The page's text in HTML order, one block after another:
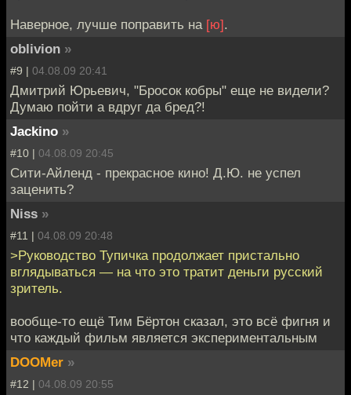
Наверное, лучше поправить на [ю].
oblivion »
#9 | 04.08.09 20:41
Дмитрий Юрьевич, "Бросок кобры" еще не видели?
Думаю пойти а вдруг да бред?!
Jackino »
#10 | 04.08.09 20:45
Сити-Айленд - прекрасное кино! Д.Ю. не успел
заценить?
Niss »
#11 | 04.08.09 20:48
>Руководство Тупичка продолжает пристально
вглядываться — на что это тратит деньги русский
зритель.
вообще-то ещё Тим Бёртон сказал, это всё фигня и
что каждый фильм является экспериментальным
DOOMer »
#12 | 04.08.09 20:55